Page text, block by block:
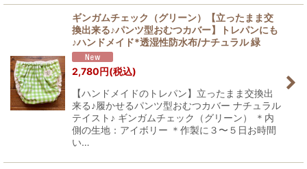
ギンガムチェック（グリーン）【立ったまま交
換出来る♪パンツ型おむつカバー】トレパンにも
♪ハンドメイド*透湿性防水布/ナチュラル 緑
2,780円(税込)
【ハンドメイドのトレパン】立ったまま交換出
来る♪履かせるパンツ型おむつカバー ナチュラル
テイスト♪ ギンガムチェック（グリーン） ＊内
側の生地：アイボリー ＊作製に３〜５日お時間
い…